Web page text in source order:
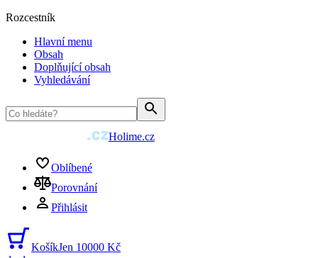
Rozcestník
Hlavní menu
Obsah
Doplňující obsah
Vyhledávání
Holime.cz
Oblíbené
Porovnání
Přihlásit
KošíkJen 10000 Kč